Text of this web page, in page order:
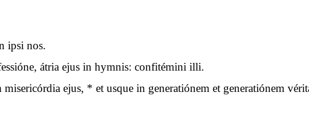
ipsi nos.
átria ejus in hymnis: confitémini illi.
ejus, * et usque in generatiónem et generatiónem